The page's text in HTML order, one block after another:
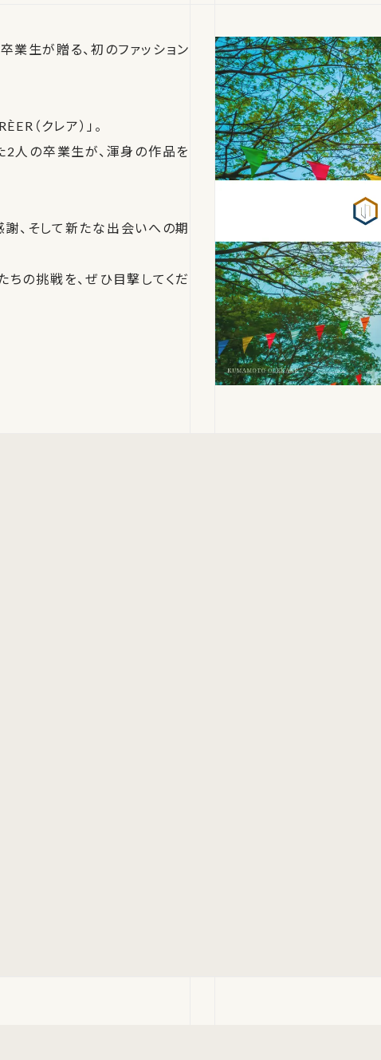
業生が贈る、初のファッション
（クレア）」。
2人の卒業生が、渾身の作品を
、そして新たな出会いへの期
の挑戦を、ぜひ目撃してくだ